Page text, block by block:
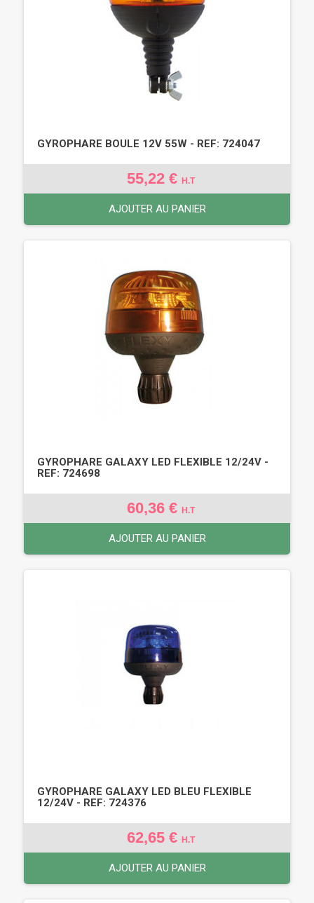
GYROPHARE BOULE 12V 55W - REF: 724047
55,22 € H.T
AJOUTER AU PANIER
GYROPHARE GALAXY LED FLEXIBLE 12/24V -
REF: 724698
60,36 € H.T
AJOUTER AU PANIER
GYROPHARE GALAXY LED BLEU FLEXIBLE
12/24V - REF: 724376
62,65 € H.T
AJOUTER AU PANIER